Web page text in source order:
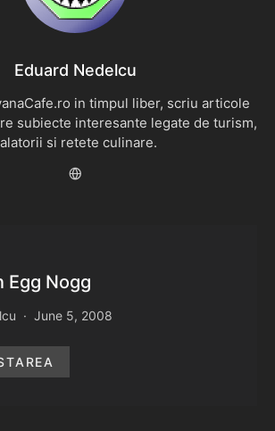
Eduard Nedelcu
in timpul liber, scriu articole
subiecte interesante legate de turism,
si retete culinare.
Egg Nogg
June 5, 2008